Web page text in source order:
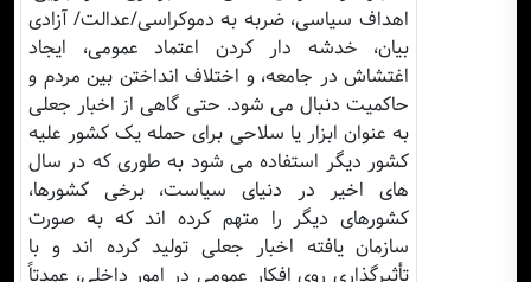
اهداف سیاسی، ضربه به دموکراسی/عدالت/ آزادی
بیان، خدشه دار کردن اعتماد عمومی، ایجاد
اغتشاش در جامعه، و اختلاف انداختن بین مردم و
حاکمیت دنبال می شود. حتی گاهی از اخبار جعلی
به عنوان ابزار یا سلاحی برای حمله یک کشور علیه
کشور دیگر استفاده می شود به طوری که در سال
های اخیر در دنیای سیاست، برخی کشورها،
کشورهای دیگر را متهم کرده اند که به صورت
سازمان یافته اخبار جعلی تولید کرده اند و با
تأثیرگذاری روی افکار عمومی در امور داخلی، عمدتاً